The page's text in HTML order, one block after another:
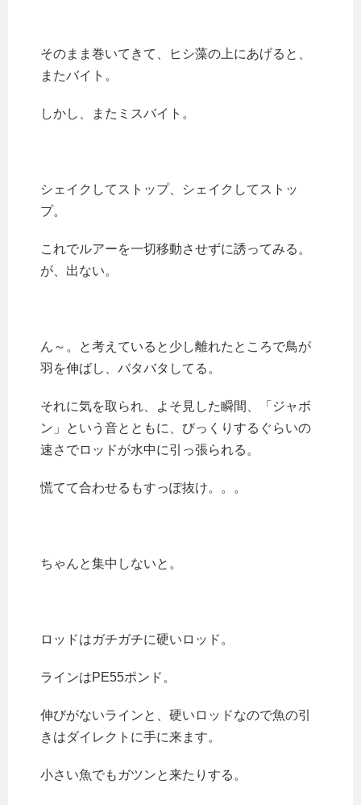
そのまま巻いてきて、ヒシ藻の上にあげると、
またバイト。
しかし、またミスバイト。
シェイクしてストップ、シェイクしてストッ
プ。
これでルアーを一切移動させずに誘ってみる。
が、出ない。
ん～。と考えていると少し離れたところで鳥が
羽を伸ばし、バタバタしてる。
それに気を取られ、よそ見した瞬間、「ジャボ
ン」という音とともに、びっくりするぐらいの
速さでロッドが水中に引っ張られる。
慌てて合わせるもすっぽ抜け。。。
ちゃんと集中しないと。
ロッドはガチガチに硬いロッド。
ラインはPE55ポンド。
伸びがないラインと、硬いロッドなので魚の引
きはダイレクトに手に来ます。
小さい魚でもガツンと来たりする。